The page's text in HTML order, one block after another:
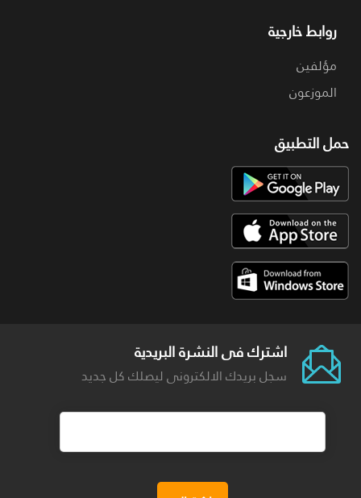
روابط خارجية
مؤلفين
الموزعون
حمل التطبيق
اشترك فى النشرة البريدية
سجل بريدك الالكترونى ليصلك كل جديد